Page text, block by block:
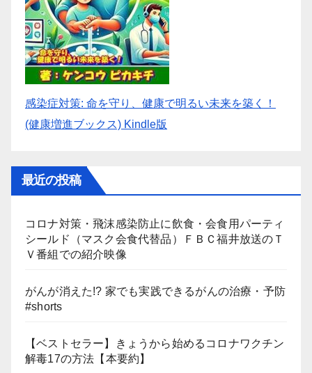
感染症対策: 命を守り、健康で明るい未来を築く！
(健康増進ブックス) Kindle版
最近の投稿
コロナ対策・飛沫感染防止に飲食・会食用パーティ
シールド（マスク会食代替品）ＦＢＣ福井放送のＴ
Ｖ番組での紹介映像
がんが消えた!? 家でも実践できるがんの治療・予防
#shorts
【ベストセラー】きょうから始めるコロナワクチン
解毒17の方法【本要約】